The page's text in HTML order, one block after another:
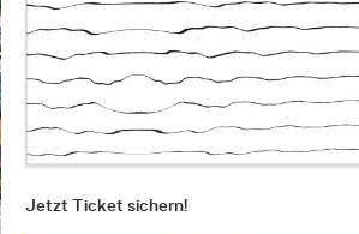
Jetzt Ticket sichern!